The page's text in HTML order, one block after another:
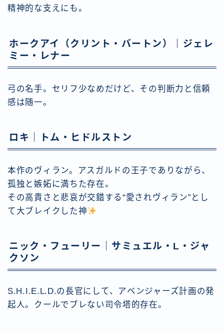
精神的な支えにも。
ホークアイ（クリント・バートン）｜ジェレ
ミー・レナー
弓の名手。セリフ少なめだけど、その判断力と信頼
感は随一。
ロキ｜トム・ヒドルストン
本作のヴィラン。アスガルドの王子でありながら、
孤独と嫉妬に満ちた存在。
その高貴さと悲哀が交錯する“愛されヴィラン”とし
て大ブレイクした神
ニック・フューリー｜サミュエル・L・ジャ
クソン
S.H.I.E.L.D.の長官にして、アベンジャーズ計画の発
起人。クールでブレない司令塔的存在。